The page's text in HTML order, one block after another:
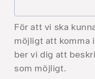
För att vi ska
möjligt att komma
ber vi dig att
som möjligt.